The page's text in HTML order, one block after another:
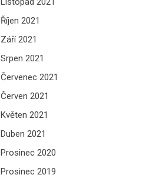
Říjen 2021
Září 2021
Srpen 2021
Červenec 2021
Červen 2021
Květen 2021
Duben 2021
Prosinec 2020
Prosinec 2019